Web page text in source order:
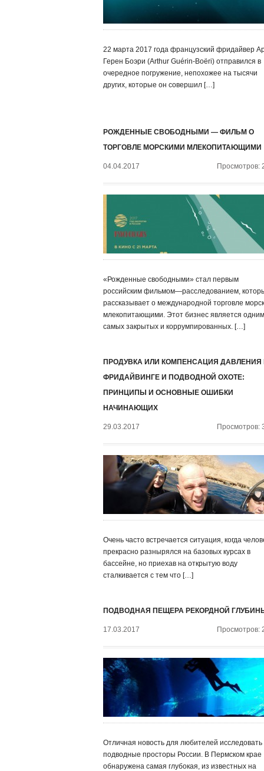
22 марта 2017 года французский фридайвер
Герен Боэри (Arthur Guérin-Boëri) отправился в
очередное погружение, непохожее на тысячи
других, которые он совершил […]
РОЖДЕННЫЕ СВОБОДНЫМИ — ФИЛЬМ О
ТОРГОВЛЕ МОРСКИМИ МЛЕКОПИТАЮЩИМИ
04.04.2017 Просмотров:
«Рожденные свободными» стал первым
российским фильмом—расследованием,
рассказывает о международной торговле
млекопитающими. Этот бизнес является
самых закрытых и коррумпированных. […]
ПРОДУВКА ИЛИ КОМПЕНСАЦИЯ ДАВЛЕНИЯ
ФРИДАЙВИНГЕ И ПОДВОДНОЙ ОХОТЕ:
ПРИНЦИПЫ И ОСНОВНЫЕ ОШИБКИ
НАЧИНАЮЩИХ
29.03.2017 Просмотров:
Очень часто встречается ситуация, когда
прекрасно разнырялся на базовых курсах в
бассейне, но приехав на открытую воду
сталкивается с тем что […]
ПОДВОДНАЯ ПЕЩЕРА РЕКОРДНОЙ
17.03.2017 Просмотров:
Отличная новость для любителей исследовать
подводные просторы России. В Пермском крае
обнаружена самая глубокая, из известных на